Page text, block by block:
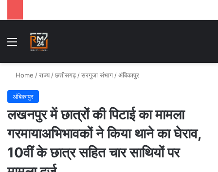
Menu
Home /राज्य /छत्तीसगढ़ /सरगुजा संभाग /अंबिकापुर
अंबिकापुर
लखनपुर में छात्रों की पिटाई का मामला
गरमायाअभिभावकों ने किया थाने का घेराव,
10वीं के छात्र सहित चार साथियों पर